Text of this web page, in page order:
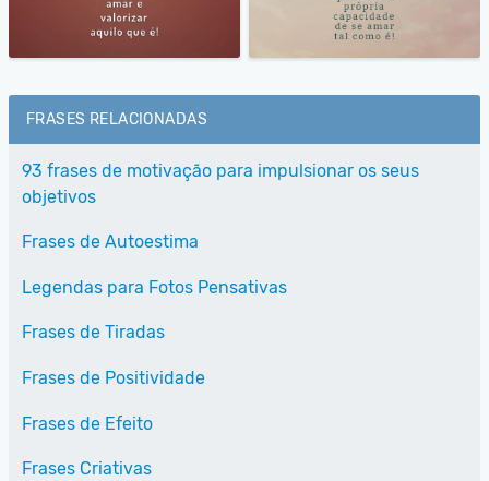
FRASES RELACIONADAS
93 frases de motivação para impulsionar os seus
objetivos
Frases de Autoestima
Legendas para Fotos Pensativas
Frases de Tiradas
Frases de Positividade
Frases de Efeito
Frases Criativas